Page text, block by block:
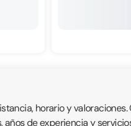
horario y
de experiencia y